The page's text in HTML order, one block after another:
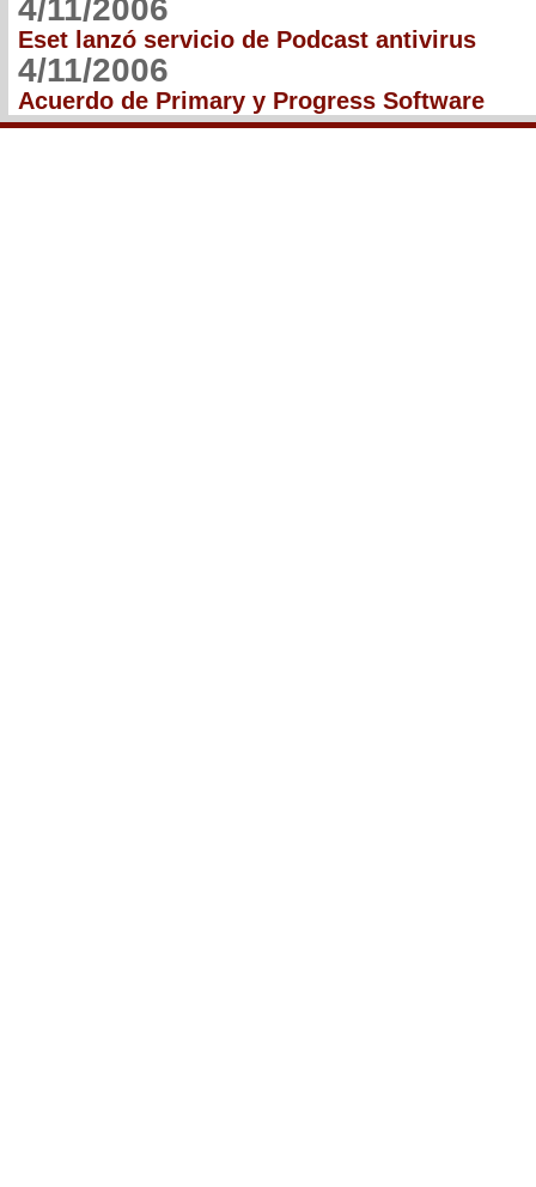
4/11/2006
Eset lanzó servicio de Podcast antivirus
4/11/2006
Acuerdo de Primary y Progress Software